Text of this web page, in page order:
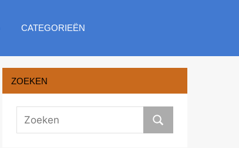
CATEGORIEËN
ZOEKEN